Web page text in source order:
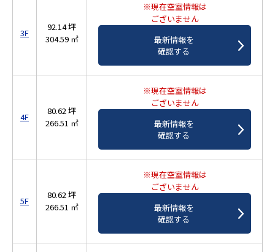
3F
92.14 坪
304.59 ㎡
※現在空室情報は
ございません
最新情報を
確認する
4F
80.62 坪
266.51 ㎡
※現在空室情報は
ございません
最新情報を
確認する
5F
80.62 坪
266.51 ㎡
※現在空室情報は
ございません
最新情報を
確認する